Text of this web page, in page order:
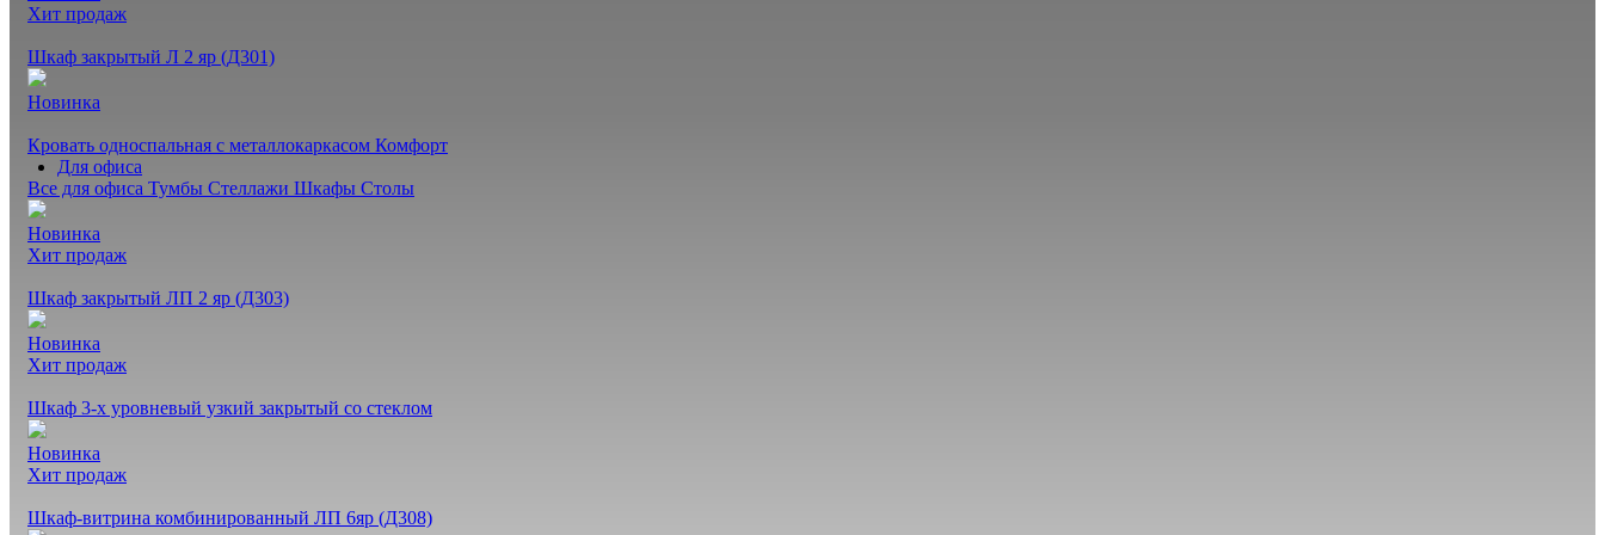
Хит продаж
Шкаф закрытый Л 2 яр (Д301)
Новинка
Кровать односпальная с металлокаркасом Комфорт
Для офиса
Все для офиса Тумбы Стеллажи Шкафы Столы
Новинка
Хит продаж
Шкаф закрытый ЛП 2 яр (Д303)
Новинка
Хит продаж
Шкаф 3-х уровневый узкий закрытый со стеклом
Новинка
Хит продаж
Шкаф-витрина комбинированный ЛП 6яр (Д308)